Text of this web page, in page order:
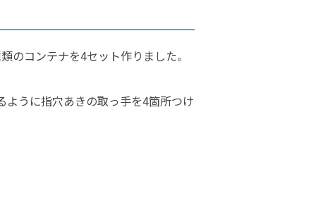
のコンテナを4セット作りました。
うに指穴あきの取っ手を4箇所つけ